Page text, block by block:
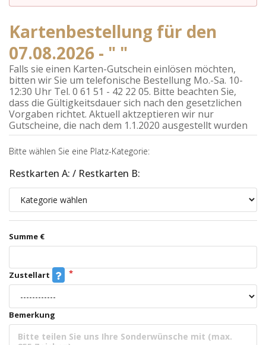
Kartenbestellung für den
07.08.2026 - " "
Falls sie einen Karten-Gutschein einlösen möchten,
bitten wir Sie um telefonische Bestellung Mo.-Sa. 10-
12:30 Uhr Tel. 0 61 51 - 42 22 05. Bitte beachten Sie,
dass die Gültigkeitsdauer sich nach den gesetzlichen
Vorgaben richtet. Aktuell aktzeptieren wir nur
Gutscheine, die nach dem 1.1.2020 ausgestellt wurden
Bitte wählen Sie eine Platz-Kategorie:
Restkarten A: / Restkarten B:
Summe €
Zustellart
Bemerkung